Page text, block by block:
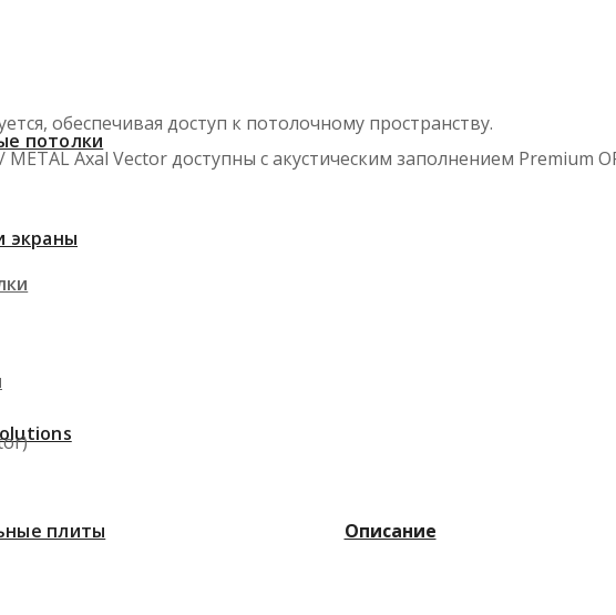
потолки
экраны
плиты
обеспечивая доступ к потолочному пространству.
Axal Vector доступны с акустическим заполнением Premium
Описание